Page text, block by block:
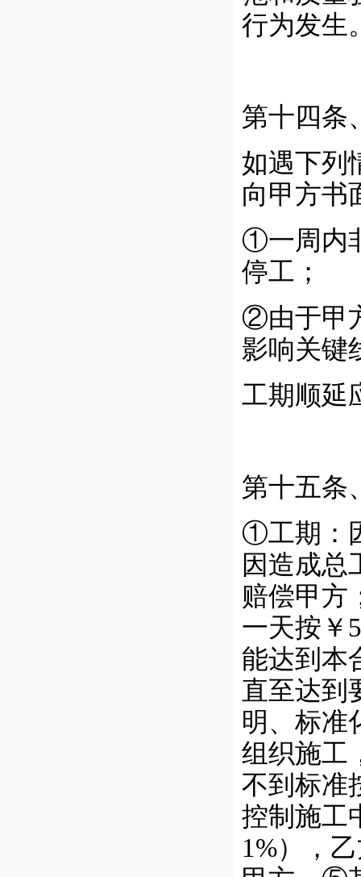
行为发生
第十四条
如遇下列
向甲方书
①一周内
停工；
②由于甲
影响关键
工期顺延
第十五条
①工期：
因造成总
赔偿甲方
一天按￥
能达到本
直至达到
明、标准
组织施工
不到标准
控制施工
1%），